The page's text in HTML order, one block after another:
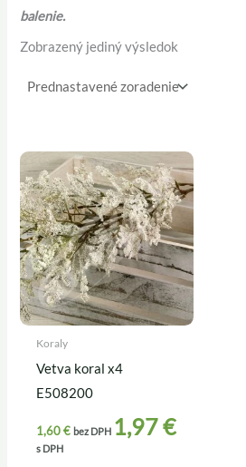
balenie.
Zobrazený jediný výsledok
Koraly
Vetva koral x4
E508200
1,60€ bez DPH 1,97€
s DPH